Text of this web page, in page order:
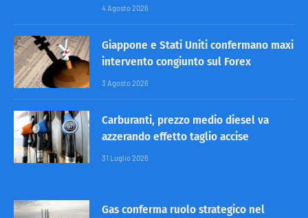
4 Agosto 2026
Giappone e Stati Uniti confermano maxi
intervento congiunto sul Forex
3 Agosto 2026
Carburanti, prezzo medio diesel va
azzerando effetto taglio accise
31 Luglio 2026
Gas conferma ruolo strategico nel